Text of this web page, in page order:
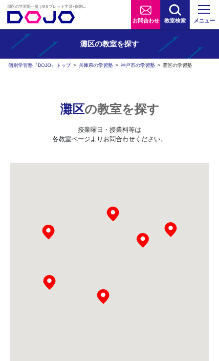
お問合わせ 教室検索 メニュー
灘区の教室を探す
個別学習塾『DOJO』トップ > 兵庫県の学習塾 > 神戸市の学習塾 > 灘区の学習塾
灘区の教室を探す
授業曜日・授業料等は
各教室ページよりお問合わせください。